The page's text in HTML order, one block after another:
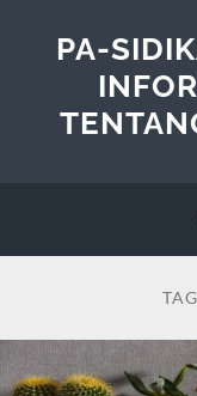
PA-